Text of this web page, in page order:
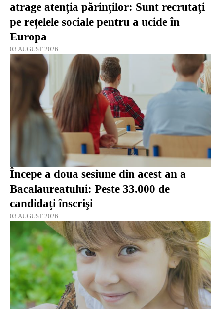
atrage atenția părinților: Sunt recrutați
pe rețelele sociale pentru a ucide în
Europa
03 AUGUST 2026
Începe a doua sesiune din acest an a
Bacalaureatului: Peste 33.000 de
candidaţi înscrişi
03 AUGUST 2026